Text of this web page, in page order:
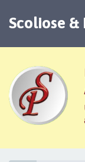
Scoliose &